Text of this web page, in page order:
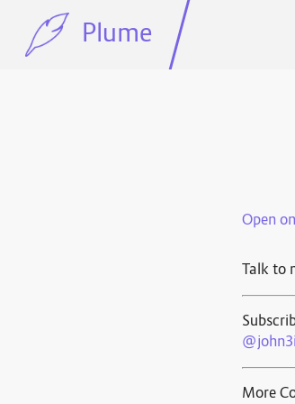
Plume
Open
Talk to
More